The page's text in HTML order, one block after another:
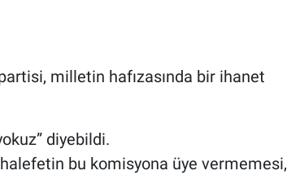
milletin hafızasında bir ihanet
diyebildi.
bu komisyona üye vermemesi,